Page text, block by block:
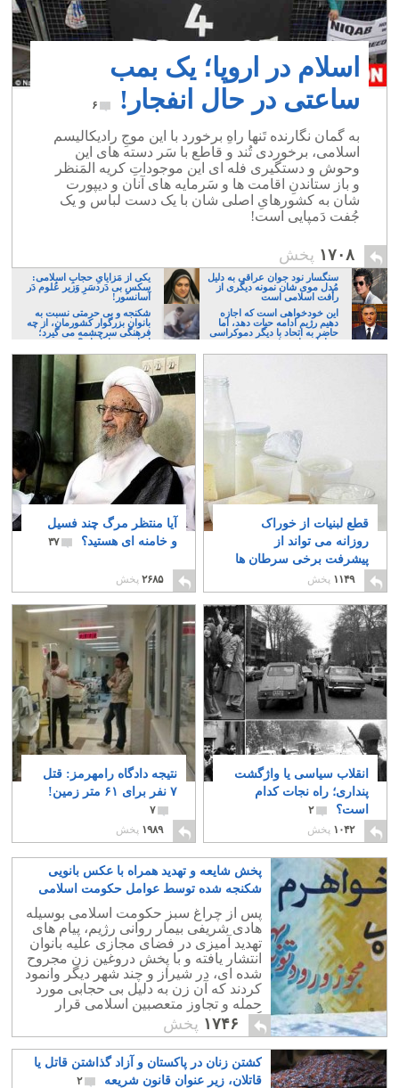
اسلام در اروپا؛ یک بمب
ساعتی در حال انفجار!
۶
به گمان نگارنده تَنها راهِ برخورد با این موجِ رادیکالیسم
اسلامی، برخوردی تُند و قاطع با سَر دسته های این
وحوش و دستگیری فله ای این موجوداتِ کریه المَنظر
و باز ستاندنِ اقامت ها و سَرمایه های آنان و دیپورت
شان به کشورهایِ اصلی شان با یک دست لباس و یک
جُفت دَمپایی است!
۱۷۰۸ پخش
سنگسار نود جوان عراقی به دلیل
مُدل موی شان نمونه دیگری از
رأفت اسلامی است
یکی از مَزایایِ حجابِ اسلامی:
سکسِ بی دَردسَرِ وَزیر عُلوم دَر
آسانسور!
این خودخواهی است که اجازه
دهیم رژیم ادامه حیات دهد، اما
حاضر به اتحاد با دیگر دموکراسی
خواهان نباشیم!
شکنجه و بی حرمتی نسبت به
بانوان بزرگوار کشورمان، از چه
فرهنگی سرچشمه می گیرد؛
ایرانی، و یا تازیان؟
قطع لبنیات از خوراک
روزانه می تواند از
پیشرفت برخی سرطان ها
به ویژه سرطان سینه
جلوگیری کند
۳
۱۱۴۹ پخش
آیا منتظر مرگ چند فسیل
و خامنه ای هستید؟
۳۷
۲۶۸۵ پخش
انقلاب سیاسی یا واژگشت
پنداری؛ راه نجات کدام
است؟
۲
۱۰۴۲ پخش
نتیجه دادگاه رامهرمز: قتل
۷ نفر برای ۶۱ متر زمین!
۷
۱۹۸۹ پخش
پخش شایعه و تهدید همراه با عکس بانویی
شکنجه شده توسط عوامل حکومت اسلامی
۴
پس از چراغ سبز حکومت اسلامی بوسیله
هادی شریفی بیمار روانی رژیم، پیام های
تهدید آمیزی در فضای مجازی علیه بانوان
انتشار یافته و با پخش دروغین زن مجروح
شده ای، در شیراز و چند شهر دیگر وانمود
کردند که آن زن به دلیل بی حجابی مورد
حمله و تجاوز متعصبین اسلامی قرار
گرفته است.
۱۷۴۶ پخش
کشتن زنان در پاکستان و آزاد گذاشتن قاتل یا
قاتلان، زیر عنوان قانون شریعه
۲